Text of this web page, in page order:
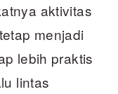
aktivitas
menjadi
lebih praktis
lintas